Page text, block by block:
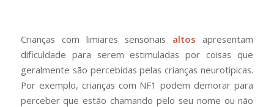
Crianças com limiares sensoriais altos apresentam
dificuldade para serem estimuladas por coisas que
geralmente são percebidas pelas crianças neurotípicas.
Por exemplo, crianças com NF1 podem demorar para
perceber que estão chamando pelo seu nome ou não